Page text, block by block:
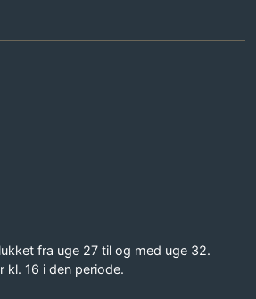
fra uge 27 til og med uge 32.
kl. 16 i den periode.